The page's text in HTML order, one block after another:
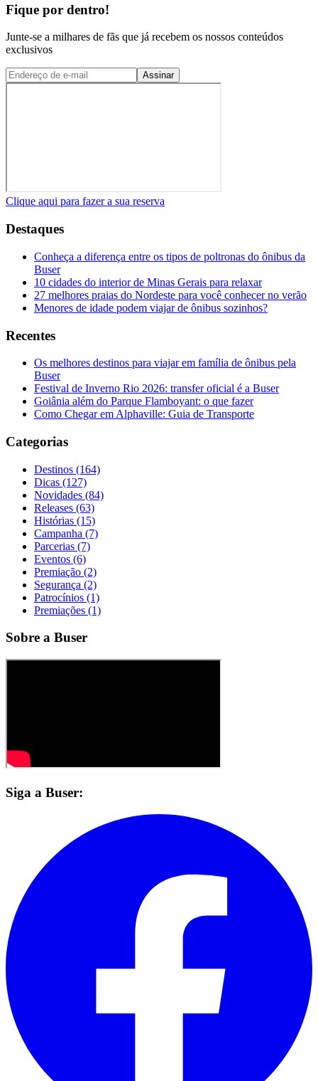
Fique por dentro!
Junte-se a milhares de fãs que já recebem os nossos conteúdos
exclusivos
Assinar
Clique aqui para fazer a sua reserva
Destaques
Conheça a diferença entre os tipos de poltronas do ônibus da
Buser
10 cidades do interior de Minas Gerais para relaxar
27 melhores praias do Nordeste para você conhecer no verão
Menores de idade podem viajar de ônibus sozinhos?
Recentes
Os melhores destinos para viajar em família de ônibus pela
Buser
Festival de Inverno Rio 2026: transfer oficial é a Buser
Goiânia além do Parque Flamboyant: o que fazer
Como Chegar em Alphaville: Guia de Transporte
Categorias
Destinos (164)
Dicas (127)
Novidades (84)
Releases (63)
Histórias (15)
Campanha (7)
Parcerias (7)
Eventos (6)
Premiação (2)
Segurança (2)
Patrocínios (1)
Premiações (1)
Sobre a Buser
Siga a Buser: